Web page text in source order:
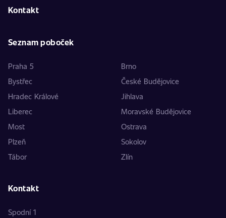
Kontakt
Seznam poboček
Praha 5
Brno
Bystřec
České Budějovice
Hradec Králové
Jihlava
Liberec
Moravské Budějovice
Most
Ostrava
Plzeň
Sokolov
Tábor
Zlín
Kontakt
Spodní 1